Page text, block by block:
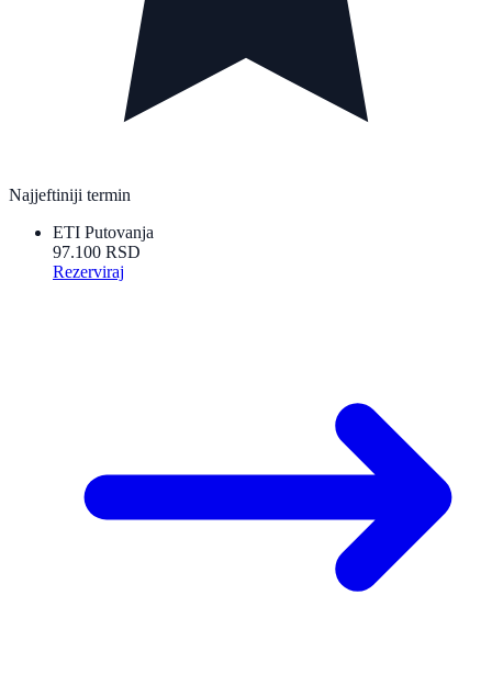
Najjeftiniji termin
ETI Putovanja
97.100 RSD
Rezerviraj